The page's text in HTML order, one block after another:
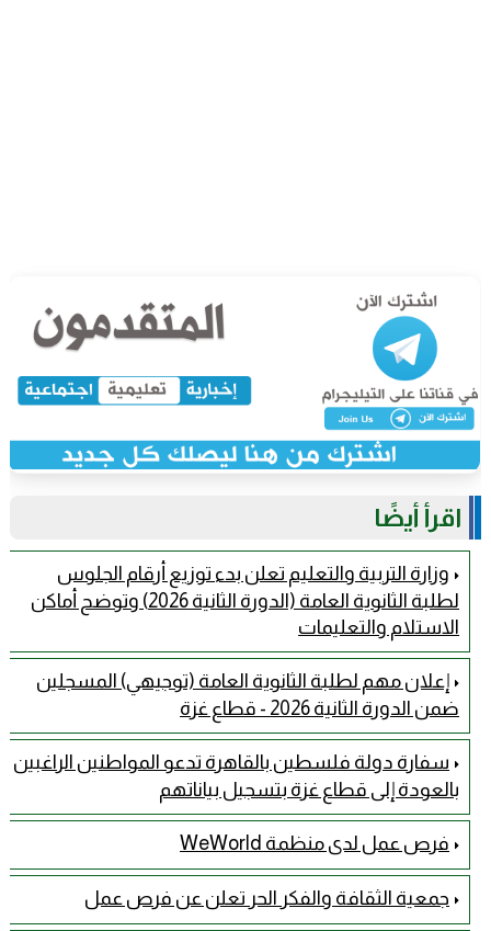
اقرأ أيضًا
وزارة التربية والتعليم تعلن بدء توزيع أرقام الجلوس
لطلبة الثانوية العامة (الدورة الثانية 2026) وتوضح أماكن
الاستلام والتعليمات
إعلان مهم لطلبة الثانوية العامة (توجيهي) المسجلين
ضمن الدورة الثانية 2026 - قطاع غزة
سفارة دولة فلسطين بالقاهرة تدعو المواطنين الراغبين
بالعودة إلى قطاع غزة بتسجيل بياناتهم
فرص عمل لدى منظمة WeWorld
جمعية الثقافة والفكر الحر تعلن عن فرص عمل